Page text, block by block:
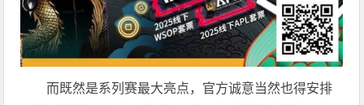
而既然是系列赛最大亮点，官方诚意当然也得安排